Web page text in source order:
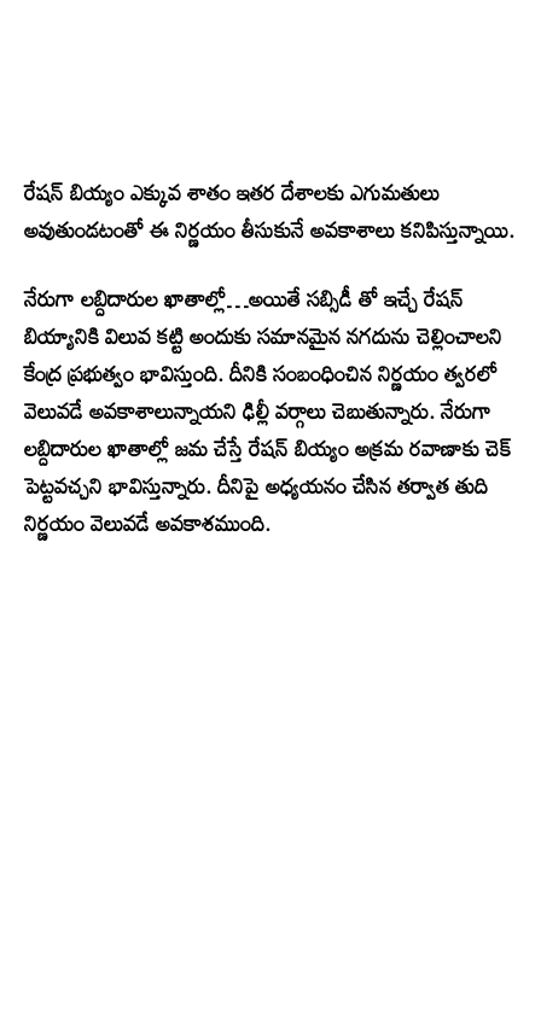
రేషన్ బియ్యం ఎక్కువ శాతం ఇతర దేశాలకు ఎగుమతులు
అవుతుండటంతో ఈ నిర్ణయం తీసుకునే అవకాశాలు కనిపిస్తున్నాయి.
నేరుగా లబ్దిదారుల ఖాతాల్లో…అయితే సబ్సిడీ తో ఇచ్చే రేషన్
బియ్యానికి విలువ కట్టి అందుకు సమానమైన నగదును చెల్లించాలని
కేంద్ర ప్రభుత్వం భావిస్తుంది. దీనికి సంబంధించిన నిర్ణయం త్వరలో
వెలువడే అవకాశాలున్నాయని ఢిల్లీ వర్గాలు చెబుతున్నారు. నేరుగా
లబ్దిదారుల ఖాతాల్లో జమ చేస్తే రేషన్ బియ్యం అక్రమ రవాణాకు చెక్
పెట్టవచ్చని భావిస్తున్నారు. దీనిపై అధ్యయనం చేసిన తర్వాత తుది
నిర్ణయం వెలువడే అవకాశముంది.